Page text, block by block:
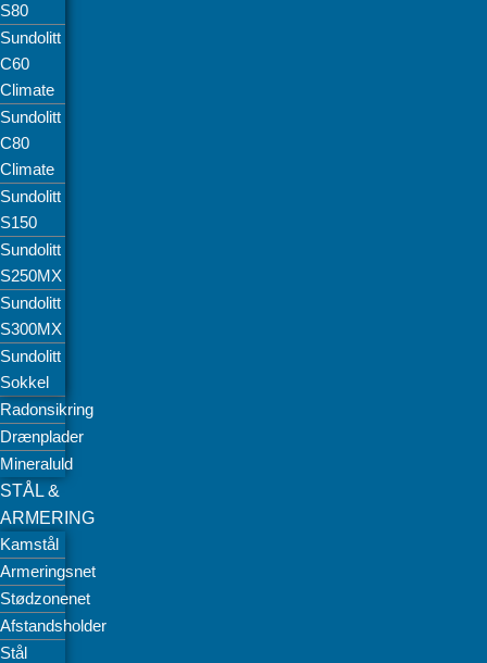
S80
Sundolitt
C60
Climate
Sundolitt
C80
Climate
Sundolitt
S150
Sundolitt
S250MX
Sundolitt
S300MX
Sundolitt
Sokkel
Radonsikring
Drænplader
Mineraluld
STÅL &
ARMERING
Kamstål
Armeringsnet
Stødzonenet
Afstandsholder
Stål